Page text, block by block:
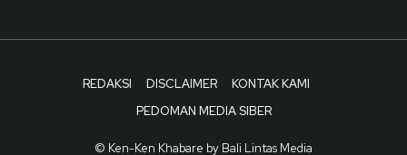
REDAKSI DISCLAIMER
KONTAK KAMI
PEDOMAN MEDIA SIBER
© Ken-Ken Khabare by Bali Lintas Media